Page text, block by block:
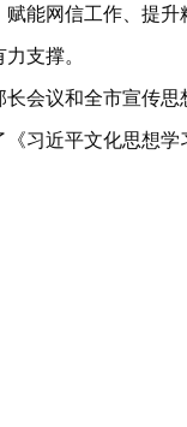
能网信工作、提
支撑。
议和全市宣传思
习近平文化思想学